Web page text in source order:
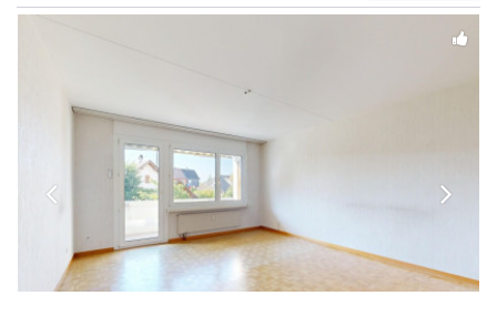
ersten Stock als auf dem Boden der Aufschlüsselung,...